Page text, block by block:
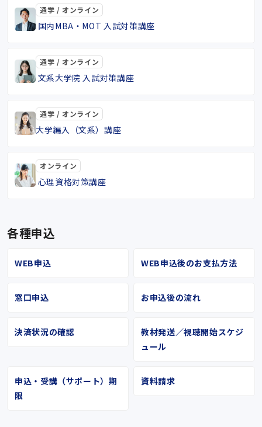
通学 / オンライン
国内MBA・MOT 入試対策講座
通学 / オンライン
文系大学院 入試対策講座
通学 / オンライン
大学編入（文系）講座
オンライン
心理資格対策講座
各種申込
WEB申込 WEB申込後のお支払方法
窓口申込 お申込後の流れ
決済状況の確認
教材発送／視聴開始スケジ
ュール
申込・受講（サポート）期
限
資料請求